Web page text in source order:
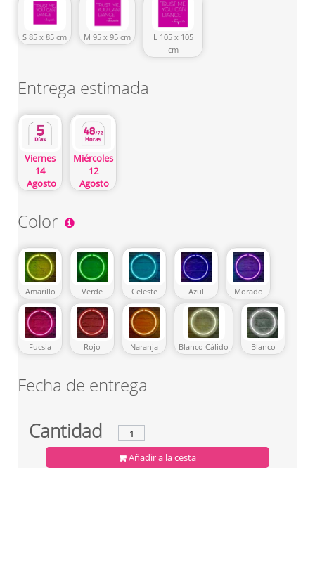
S 85 x 85 cm M 95 x 95 cm
L 105 x 105
cm
Entrega estimada
Viernes
14
Agosto
Miércoles
12
Agosto
Color
Amarillo Verde Celeste Azul Morado
Fucsia Rojo Naranja Blanco Cálido Blanco
Fecha de entrega
Cantidad
Añadir a la cesta